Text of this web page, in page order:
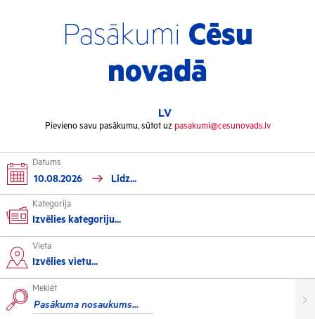
Pasākumi Cēsu
novadā
LV
Pievieno savu pasākumu, sūtot uz pasakumi@cesunovads.lv
Datums
Kategorija
Izvēlies kategoriju...
Kultūra
Izstādes
Koncerti
Vieta
Izvēlies vietu...
Meklēt